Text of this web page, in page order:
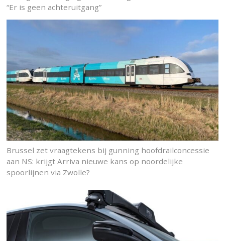
“Er is geen achteruitgang”
Brussel zet vraagtekens bij gunning hoofdrailconcessie
aan NS: krijgt Arriva nieuwe kans op noordelijke
spoorlijnen via Zwolle?